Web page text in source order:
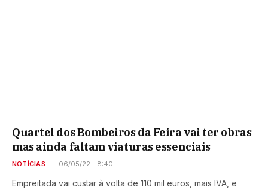
Quartel dos Bombeiros da Feira vai ter obras
mas ainda faltam viaturas essenciais
NOTÍCIAS 06/05/22 - 8:40
Empreitada vai custar à volta de 110 mil euros, mais IVA, e